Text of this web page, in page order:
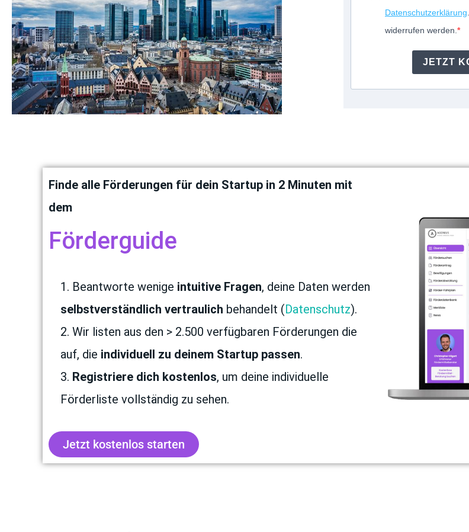
Datenschutzerklärung
widerrufen werden.
JETZT
Finde alle Förderungen für dein Startup in 2 Minuten mit
dem
Förderguide
Beantworte wenige intuitive Fragen, deine Daten werden
selbstverständlich vertraulich behandelt (Datenschutz).
Wir listen aus den > 2.500 verfügbaren Förderungen die
auf, die individuell zu deinem Startup passen.
Registriere dich kostenlos, um deine individuelle
Förderliste vollständig zu sehen.
Jetzt kostenlos starten